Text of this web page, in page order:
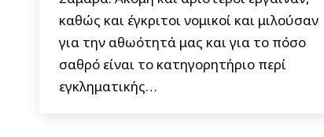
καθώς και έγκριτοι νομικοί και μιλούσαν
για την αθωότητά μας και για το πόσο
σαθρό είναι το κατηγορητήριο περί
εγκληματικής…